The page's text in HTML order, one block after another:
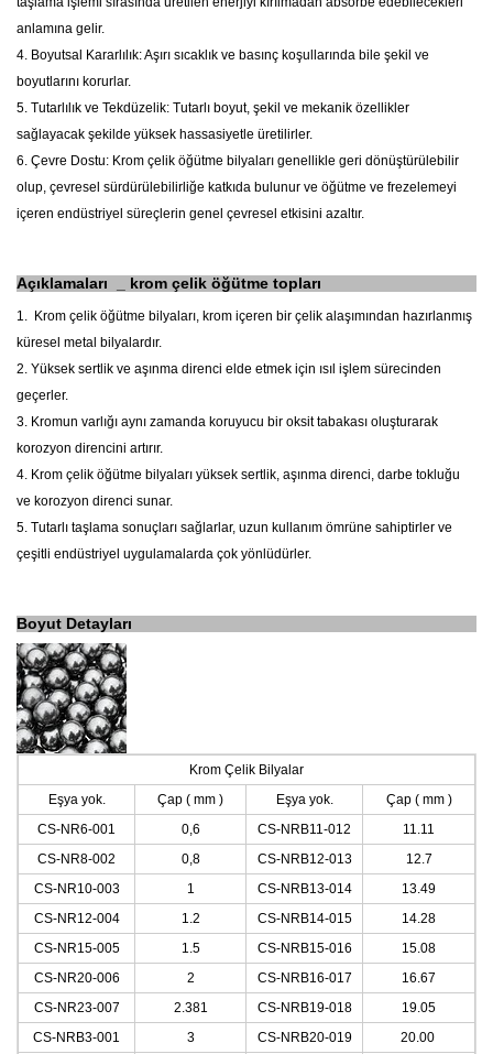
anlamına gelir.
4. Boyutsal Kararlılık: Aşırı sıcaklık ve basınç koşullarında bile şekil ve
boyutlarını korurlar.
5. Tutarlılık ve Tekdüzelik: Tutarlı boyut, şekil ve mekanik özellikler
sağlayacak şekilde yüksek hassasiyetle üretilirler.
6. Çevre Dostu: Krom çelik öğütme bilyaları genellikle geri dönüştürülebilir
olup, çevresel sürdürülebilirliğe katkıda bulunur ve öğütme ve frezelemeyi
içeren endüstriyel süreçlerin genel çevresel etkisini azaltır.
Açıklamaları krom çelik öğütme topları
1. Krom çelik öğütme bilyaları, krom içeren bir çelik alaşımından hazırlanmış
küresel metal bilyalardır.
2. Yüksek sertlik ve aşınma direnci elde etmek için ısıl işlem sürecinden
geçerler.
3. Kromun varlığı aynı zamanda koruyucu bir oksit tabakası oluşturarak
korozyon direncini artırır.
4. Krom çelik öğütme bilyaları yüksek sertlik, aşınma direnci, darbe tokluğu
ve korozyon direnci sunar.
5. Tutarlı taşlama sonuçları sağlarlar, uzun kullanım ömrüne sahiptirler ve
çeşitli endüstriyel uygulamalarda çok yönlüdürler.
Boyut Detayları
Krom Çelik Bilyalar
Eşya yok.
Çap ( mm ) Eşya yok. Çap ( mm )
CS-NR6-001
0,6 CS-NRB11-012
11.11
CS-NR8-002
0,8 CS-NRB12-013
12.7
CS-NR10-003
1 CS-NRB13-014
13.49
CS-NR12-004
1.2 CS-NRB14-015
14.28
CS-NR15-005
1.5 CS-NRB15-016
15.08
CS-NR20-006
2 CS-NRB16-017
16.67
CS-NR23-007
2.381 CS-NRB19-018
19.05
CS-NRB3-001
3 CS-NRB20-019 20.00